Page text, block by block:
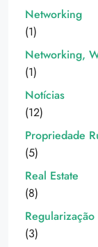
Networking
(1)
Networking,
(1)
Notícias
(12)
Propriedade
(5)
Real Estate
(8)
(3)